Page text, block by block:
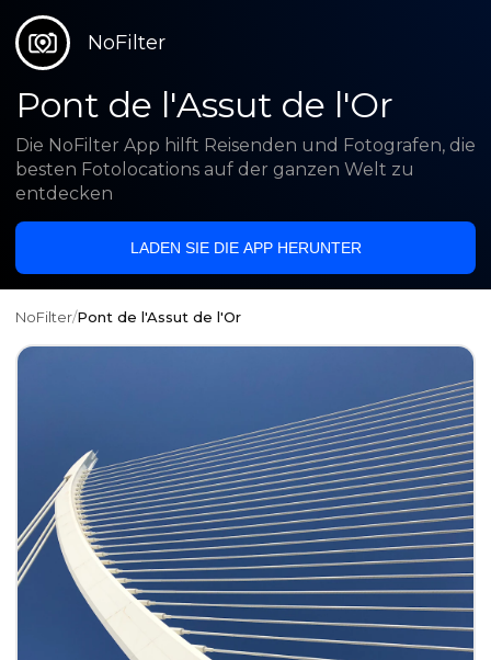
NoFilter
Pont de l'Assut de l'Or
Die NoFilter App hilft Reisenden und Fotografen, die
besten Fotolocations auf der ganzen Welt zu
entdecken
LADEN SIE DIE APP HERUNTER
NoFilter/Pont de l'Assut de l'Or